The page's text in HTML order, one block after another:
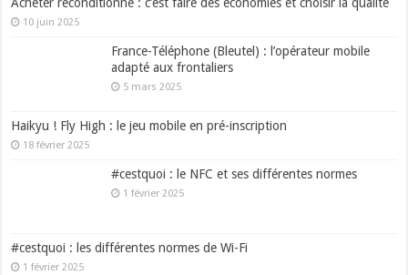
Acheter reconditionné : c’est faire des économies et choisir la qualité
10 juin 2025
France-Téléphone (Bleutel) : l’opérateur mobile
adapté aux frontaliers
5 mars 2025
Haikyu ! Fly High : le jeu mobile en pré-inscription
18 février 2025
#cestquoi : le NFC et ses différentes normes
1 février 2025
#cestquoi : les différentes normes de Wi-Fi
1 février 2025